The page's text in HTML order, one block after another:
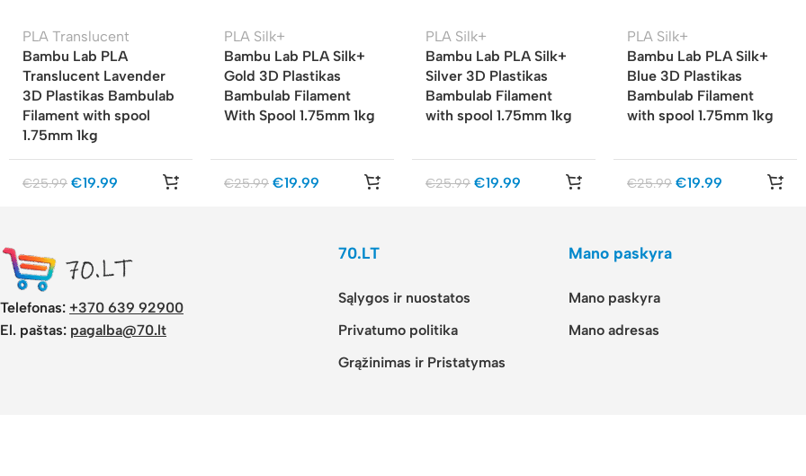
PLA Translucent
Bambu Lab PLA
Translucent Lavender
3D Plastikas Bambulab
Filament with spool
1.75mm 1kg
€25.99 €19.99
PLA Silk+
Bambu Lab PLA Silk+
Gold 3D Plastikas
Bambulab Filament
With Spool 1.75mm 1kg
€25.99 €19.99
PLA Silk+
Bambu Lab PLA Silk+
Silver 3D Plastikas
Bambulab Filament
with spool 1.75mm 1kg
€25.99 €19.99
PLA Silk+
Bambu Lab PLA Silk+
Blue 3D Plastikas
Bambulab Filament
with spool 1.75mm 1kg
€25.99 €19.99
Telefonas: +370 639 92900
El. paštas: pagalba@70.lt
70.LT
Sąlygos ir nuostatos
Privatumo politika
Grąžinimas ir Pristatymas
Mano paskyra
Mano paskyra
Mano adresas